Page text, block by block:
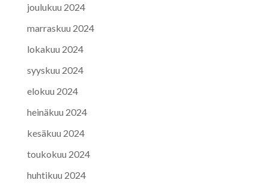
joulukuu 2024
marraskuu 2024
lokakuu 2024
syyskuu 2024
elokuu 2024
heinäkuu 2024
kesäkuu 2024
toukokuu 2024
huhtikuu 2024